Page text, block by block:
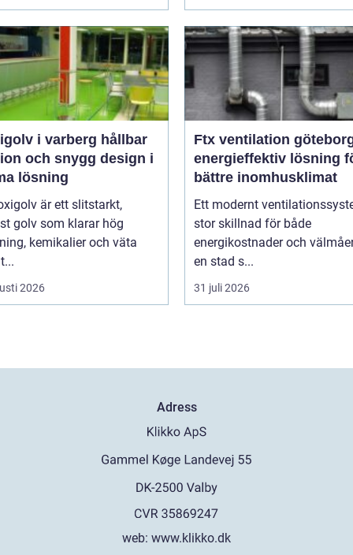
i varberg hållbar
och snygg design i
lösning
är ett slitstarkt,
golv som klarar hög
kemikalier och väta
2026
Ftx ventilation
energieffektiv lösning
bättre inomhusklimat
Ett modernt
stor skillnad för både
energikostnader och
en stad s...
31 juli 2026
Adress
web: www.klikko.dk